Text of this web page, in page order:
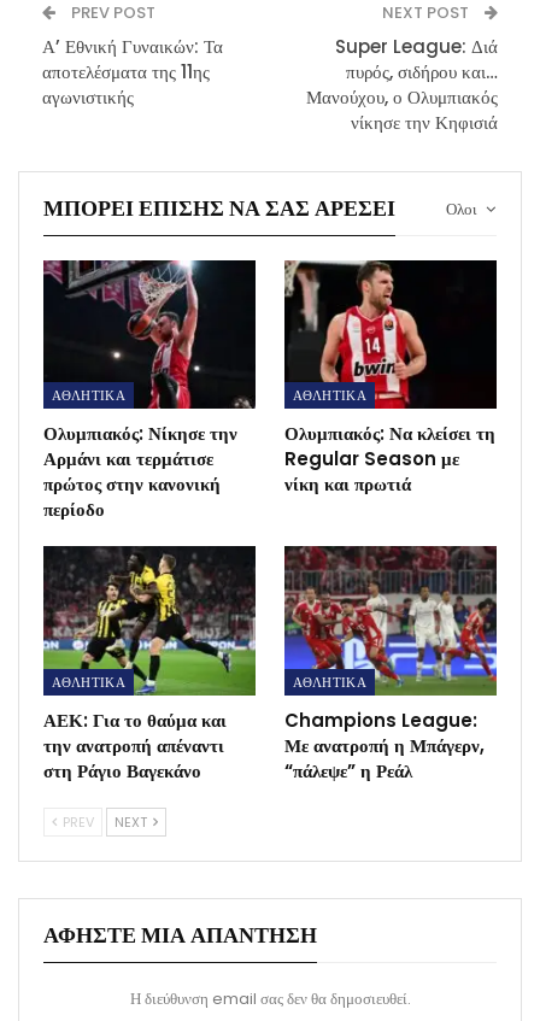
PREV POST
Α’ Εθνική Γυναικών: Τα
αποτελέσματα της 11ης
αγωνιστικής
NEXT POST
Super League: Διά
πυρός, σιδήρου και…
Μανούχου, ο Ολυμπιακός
νίκησε την Κηφισιά
Ολοι
ΜΠΟΡΕΊ ΕΠΊΣΗΣ ΝΑ ΣΑΣ ΑΡΈΣΕΙ
ΑΘΛΗΤΙΚΑ
Ολυμπιακός: Νίκησε την
Αρμάνι και τερμάτισε
πρώτος στην κανονική
περίοδο
ΑΘΛΗΤΙΚΑ
Ολυμπιακός: Να κλείσει τη
Regular Season με
νίκη και πρωτιά
ΑΘΛΗΤΙΚΑ
ΑΕΚ: Για το θαύμα και
την ανατροπή απέναντι
στη Ράγιο Βαγεκάνο
ΑΘΛΗΤΙΚΑ
Champions League:
Με ανατροπή η Μπάγερν,
“πάλεψε” η Ρεάλ
PREV NEXT
ΑΦΉΣΤΕ ΜΙΑ ΑΠΆΝΤΗΣΗ
Η διεύθυνση email σας δεν θα δημοσιευθεί.